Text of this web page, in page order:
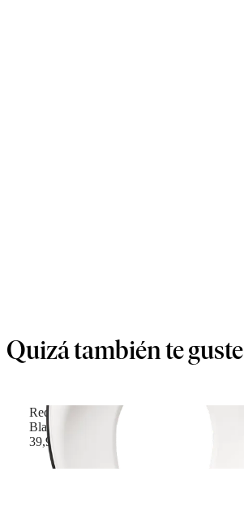
Quizá también te guste
Reductor de WC
Blanco/Negro
39,90 €